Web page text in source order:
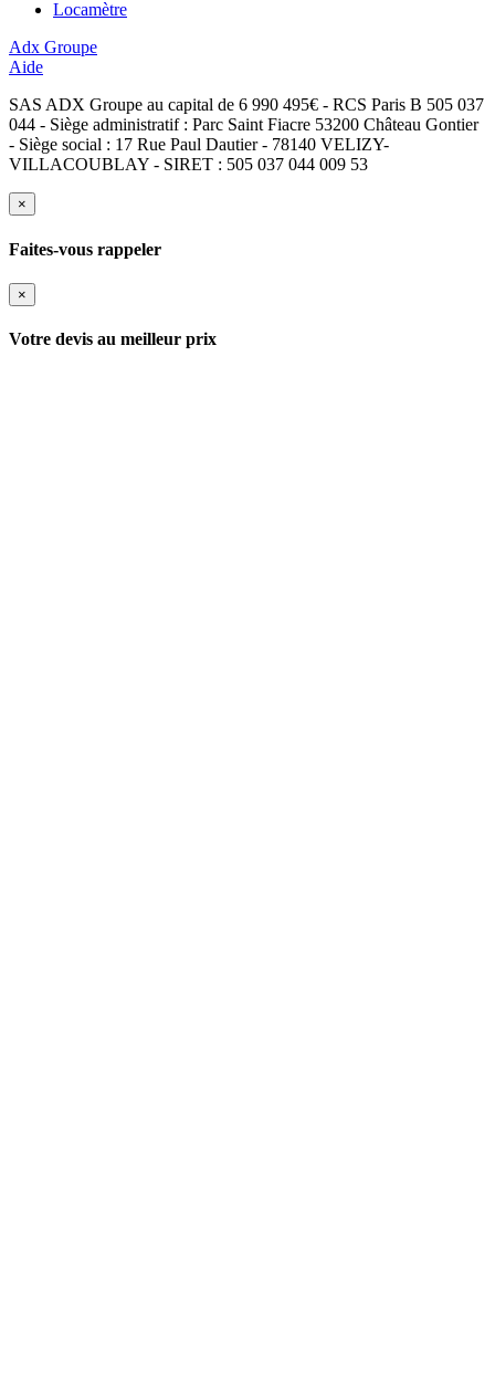
Locamètre
Adx Groupe
Aide
SAS ADX Groupe au capital de 6 990 495€ - RCS Paris B 505 037
044 - Siège administratif : Parc Saint Fiacre 53200 Château Gontier
- Siège social : 17 Rue Paul Dautier - 78140 VELIZY-
VILLACOUBLAY - SIRET : 505 037 044 009 53
×
Faites-vous rappeler
×
Votre devis au meilleur prix